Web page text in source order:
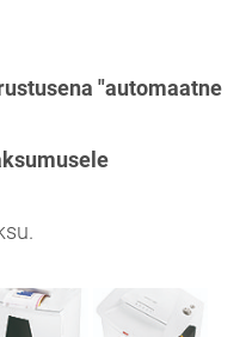
"automaatne